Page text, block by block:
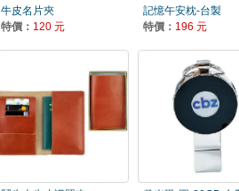
牛皮名片夾
特價： 120 元
記憶午安枕-台製
特價： 196 元